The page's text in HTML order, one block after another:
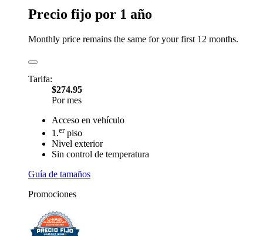
Precio fijo por 1 año
Monthly price remains the same for your first 12 months.
Tarifa:
$274.95
Por mes
Acceso en vehículo
1.erpiso
Nivel exterior
Sin control de temperatura
Guía de tamaños
Promociones